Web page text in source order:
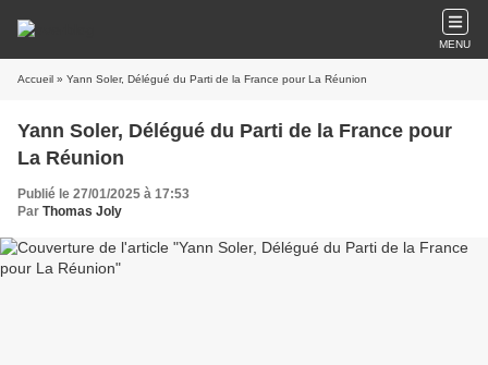
MENU
Accueil » Yann Soler, Délégué du Parti de la France pour La Réunion
Yann Soler, Délégué du Parti de la France pour
La Réunion
Publié le 27/01/2025 à 17:53
Par Thomas Joly